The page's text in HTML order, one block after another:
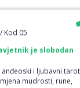
i ljubavni tarot,
mudrosti, rune,